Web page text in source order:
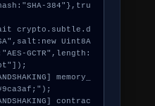
384"},tru
Uint8A
GCTR",length: